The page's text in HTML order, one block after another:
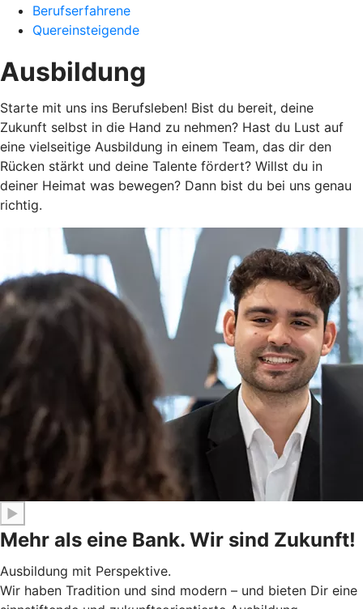
Berufserfahrene
Quereinsteigende
Ausbildung
Starte mit uns ins Berufsleben! Bist du bereit, deine
Zukunft selbst in die Hand zu nehmen? Hast du Lust auf
eine vielseitige Ausbildung in einem Team, das dir den
Rücken stärkt und deine Talente fördert? Willst du in
deiner Heimat was bewegen? Dann bist du bei uns genau
richtig.
▶
Mehr als eine Bank. Wir sind Zukunft!
Ausbildung mit Perspektive.
Wir haben Tradition und sind modern – und bieten Dir eine